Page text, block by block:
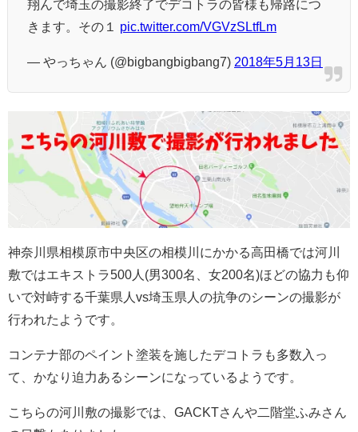
翔んで埼玉の撮影終了でデコトラの皆様も帰路につ
きます。その１ pic.twitter.com/VGVzSLtfLm
— やっちゃん (@bigbangbigbang7) 2018年5月13日
神奈川県相模原市中央区の相模川にかかる高田橋では河川
敷ではエキストラ500人(男300名、女200名)ほどの協力も仰
いで対峙する千葉県人vs埼玉県人の抗争のシーンの撮影が
行われたようです。
コンテナ部のペイント塗装を施したデコトラも多数入っ
て、かなり迫力あるシーンになっているようです。
こちらの河川敷の撮影では、GACKTさんや二階堂ふみさん